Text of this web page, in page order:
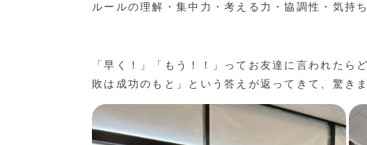
ルールの理解・集中力・考える力・協調性・気持
「早く！」「もう！！」ってお友達に言われた
敗は成功のもと」という答えが返ってきて、驚きま